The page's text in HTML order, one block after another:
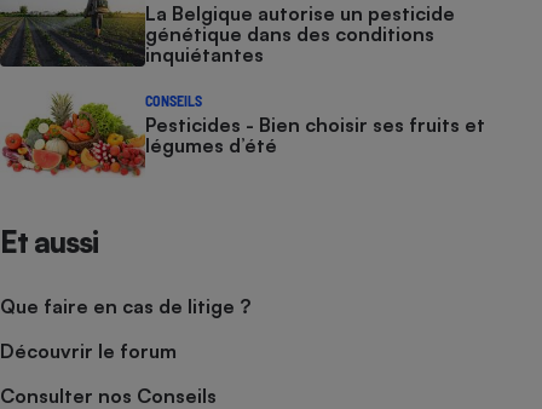
La Belgique autorise un pesticide
génétique dans des conditions
inquiétantes
CONSEILS
Pesticides - Bien choisir ses fruits et
légumes d’été
Et aussi
Que faire en cas de litige ?
Découvrir le forum
Consulter nos Conseils